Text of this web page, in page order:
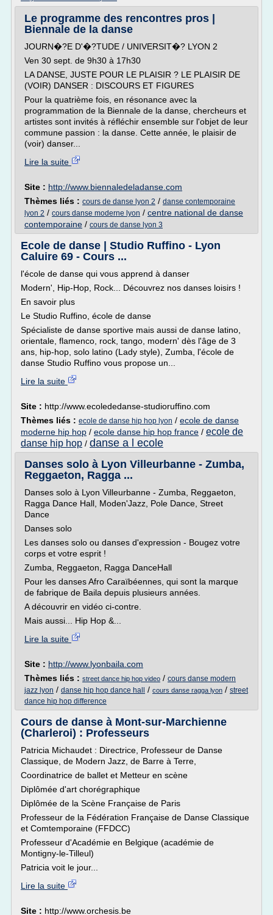
Le programme des rencontres pros |
Biennale de la danse
JOURN�?E D'�?TUDE / UNIVERSIT�? LYON 2
Ven 30 sept. de 9h30 à 17h30
LA DANSE, JUSTE POUR LE PLAISIR ? LE PLAISIR DE
(VOIR) DANSER : DISCOURS ET FIGURES
Pour la quatrième fois, en résonance avec la
programmation de la Biennale de la danse, chercheurs et
artistes sont invités à réfléchir ensemble sur l'objet de leur
commune passion : la danse. Cette année, le plaisir de
(voir) danser...
Lire la suite
Site : http://www.biennaledeladanse.com
Thèmes liés : cours de danse lyon 2 / danse contemporaine
lyon 2 / cours danse moderne lyon / centre national de danse
contemporaine / cours de danse lyon 3
Ecole de danse | Studio Ruffino - Lyon
Caluire 69 - Cours ...
l'école de danse qui vous apprend à danser
Modern', Hip-Hop, Rock... Découvrez nos danses loisirs !
En savoir plus
Le Studio Ruffino, école de danse
Spécialiste de danse sportive mais aussi de danse latino,
orientale, flamenco, rock, tango, modern' dès l'âge de 3
ans, hip-hop, solo latino (Lady style), Zumba, l'école de
danse Studio Ruffino vous propose un...
Lire la suite
Site : http://www.ecolededanse-studioruffino.com
Thèmes liés : ecole de danse hip hop lyon / ecole de danse
moderne hip hop / ecole danse hip hop france / ecole de
danse hip hop / danse a l ecole
Danses solo à Lyon Villeurbanne - Zumba,
Reggaeton, Ragga ...
Danses solo à Lyon Villeurbanne - Zumba, Reggaeton,
Ragga Dance Hall, Moden'Jazz, Pole Dance, Street
Dance
Danses solo
Les danses solo ou danses d'expression - Bougez votre
corps et votre esprit !
Zumba, Reggaeton, Ragga DanceHall
Pour les danses Afro Caraïbéennes, qui sont la marque
de fabrique de Baila depuis plusieurs années.
A découvrir en vidéo ci-contre.
Mais aussi... Hip Hop &...
Lire la suite
Site : http://www.lyonbaila.com
Thèmes liés : street dance hip hop video / cours danse modern
jazz lyon / danse hip hop dance hall / cours danse ragga lyon / street
dance hip hop difference
Cours de danse à Mont-sur-Marchienne
(Charleroi) : Professeurs
Patricia Michaudet : Directrice, Professeur de Danse
Classique, de Modern Jazz, de Barre à Terre,
Coordinatrice de ballet et Metteur en scène
Diplômée d'art chorégraphique
Diplômée de la Scène Française de Paris
Professeur de la Fédération Française de Danse Classique
et Comtemporaine (FFDCC)
Professeur d'Académie en Belgique (académie de
Montigny-le-Tilleul)
Patricia voit le jour...
Lire la suite
Site : http://www.orchesis.be